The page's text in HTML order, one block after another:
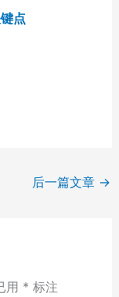
点
后一篇文章 →
用 * 标注